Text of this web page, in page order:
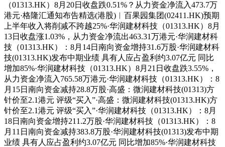
（01313.HK）8月20日收盘跌0.51%？从力资金净流入473.7万
港元·格隆汇通知布告精选(港股)︱百果园集团(02411.HK)预期
上半年收入将削减不跨越25%·华润建材科技（01313.HK）8月
13日收盘涨1.03%，从力资金净流出463.31万港元·华润建材科
技（01313.HK）：8月14日南向资金增持31.6万股·华润建材科
技(01313.HK)发布中期业绩 具有人应占盈利约3.07亿元 同比
增加85%·华润建材科技（01313.HK）8月21日收盘跌3.55%，
从力资金净流入765.58万港元·华润建材科技（01313.HK）：8
月15日南向资金减持28.8万股·高盛：微润建材科技(01313)方
针价至2.1港元 评级“买入”·高盛：微润建材科技(01313.HK)方
针价至2.1港元 评级“买入”·华润建材科技（01313.HK）：8月
18日南向资金增持211.2万股·华润建材科技（01313.HK）：8
月11日南向资金减持383.8万股·华润建材科技(01313)发布中期
业绩 具有人应占盈利约3.07亿元 同比增加85%·华润建材科技